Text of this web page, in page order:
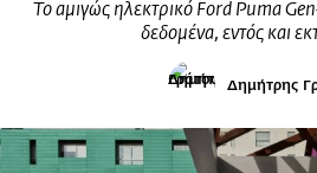
Το αμιγώς ηλεκτρικό Ford Puma
δεδομένα, εντός και
Δημήτρης